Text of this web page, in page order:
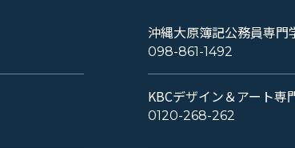
沖縄大原簿記公務員専門
098-861-1492
KBCデザイン＆アート専
0120-268-262